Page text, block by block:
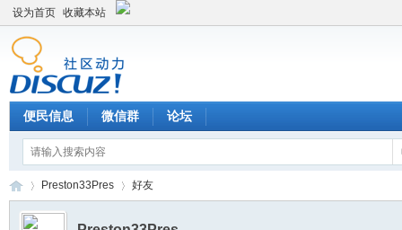
设为首页 收藏本站
便民信息 微信群 论坛
Preston33Pres 好友